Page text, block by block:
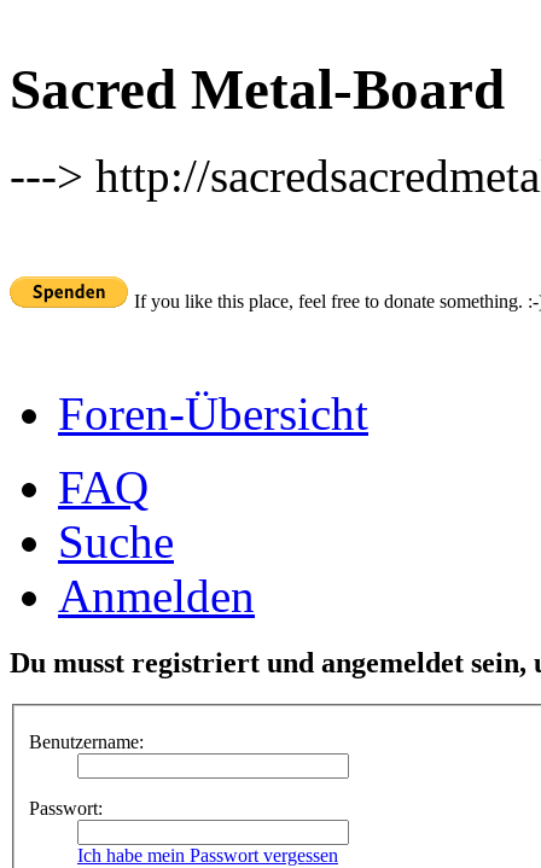
Sacred Metal-Board
---> http://
If you like this place, feel free to donate something.
Foren-Übersicht
FAQ
Suche
Anmelden
Du musst registriert und angemeldet
Benutzername:
Passwort:
Ich habe mein Passwort vergessen